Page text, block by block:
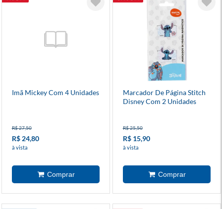
Imã Mickey Com 4 Unidades
R$ 27,50
R$ 24,80
à vista
Marcador De Página Stitch
Disney Com 2 Unidades
R$ 25,50
R$ 15,90
à vista